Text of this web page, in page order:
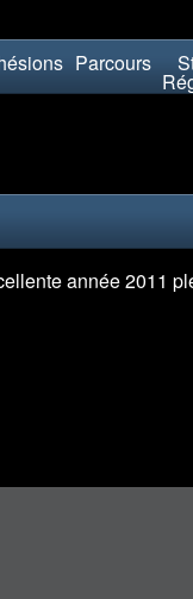
Parcours
année 2011